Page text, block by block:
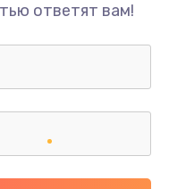
ответят вам!